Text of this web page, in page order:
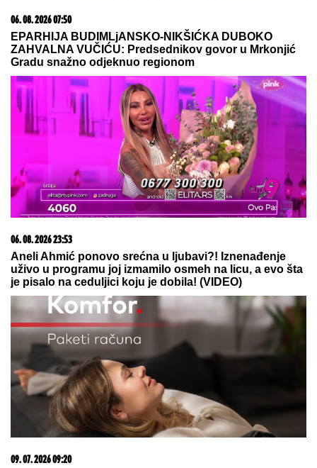
06. 08. 2026 07:50
EPARHIJA BUDIMLjANSKO-NIKŠIĆKA DUBOKO
ZAHVALNA VUČIĆU: Predsednikov govor u Mrkonjić
Gradu snažno odjeknuo regionom
06. 08. 2026 23:53
Aneli Ahmić ponovo srećna u ljubavi?! Iznenađenje
uživo u programu joj izmamilo osmeh na licu, a evo šta
je pisalo na ceduljici koju je dobila! (VIDEO)
09. 07. 2026 09:20